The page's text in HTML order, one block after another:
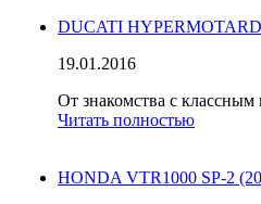
DUCATI
19.01.2016
От знакомства с
Читать полностью
HONDA VTR1000 SP-2